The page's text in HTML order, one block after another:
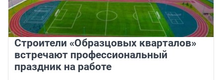
Строители «Образцовых кварталов»
встречают профессиональный
праздник на работе